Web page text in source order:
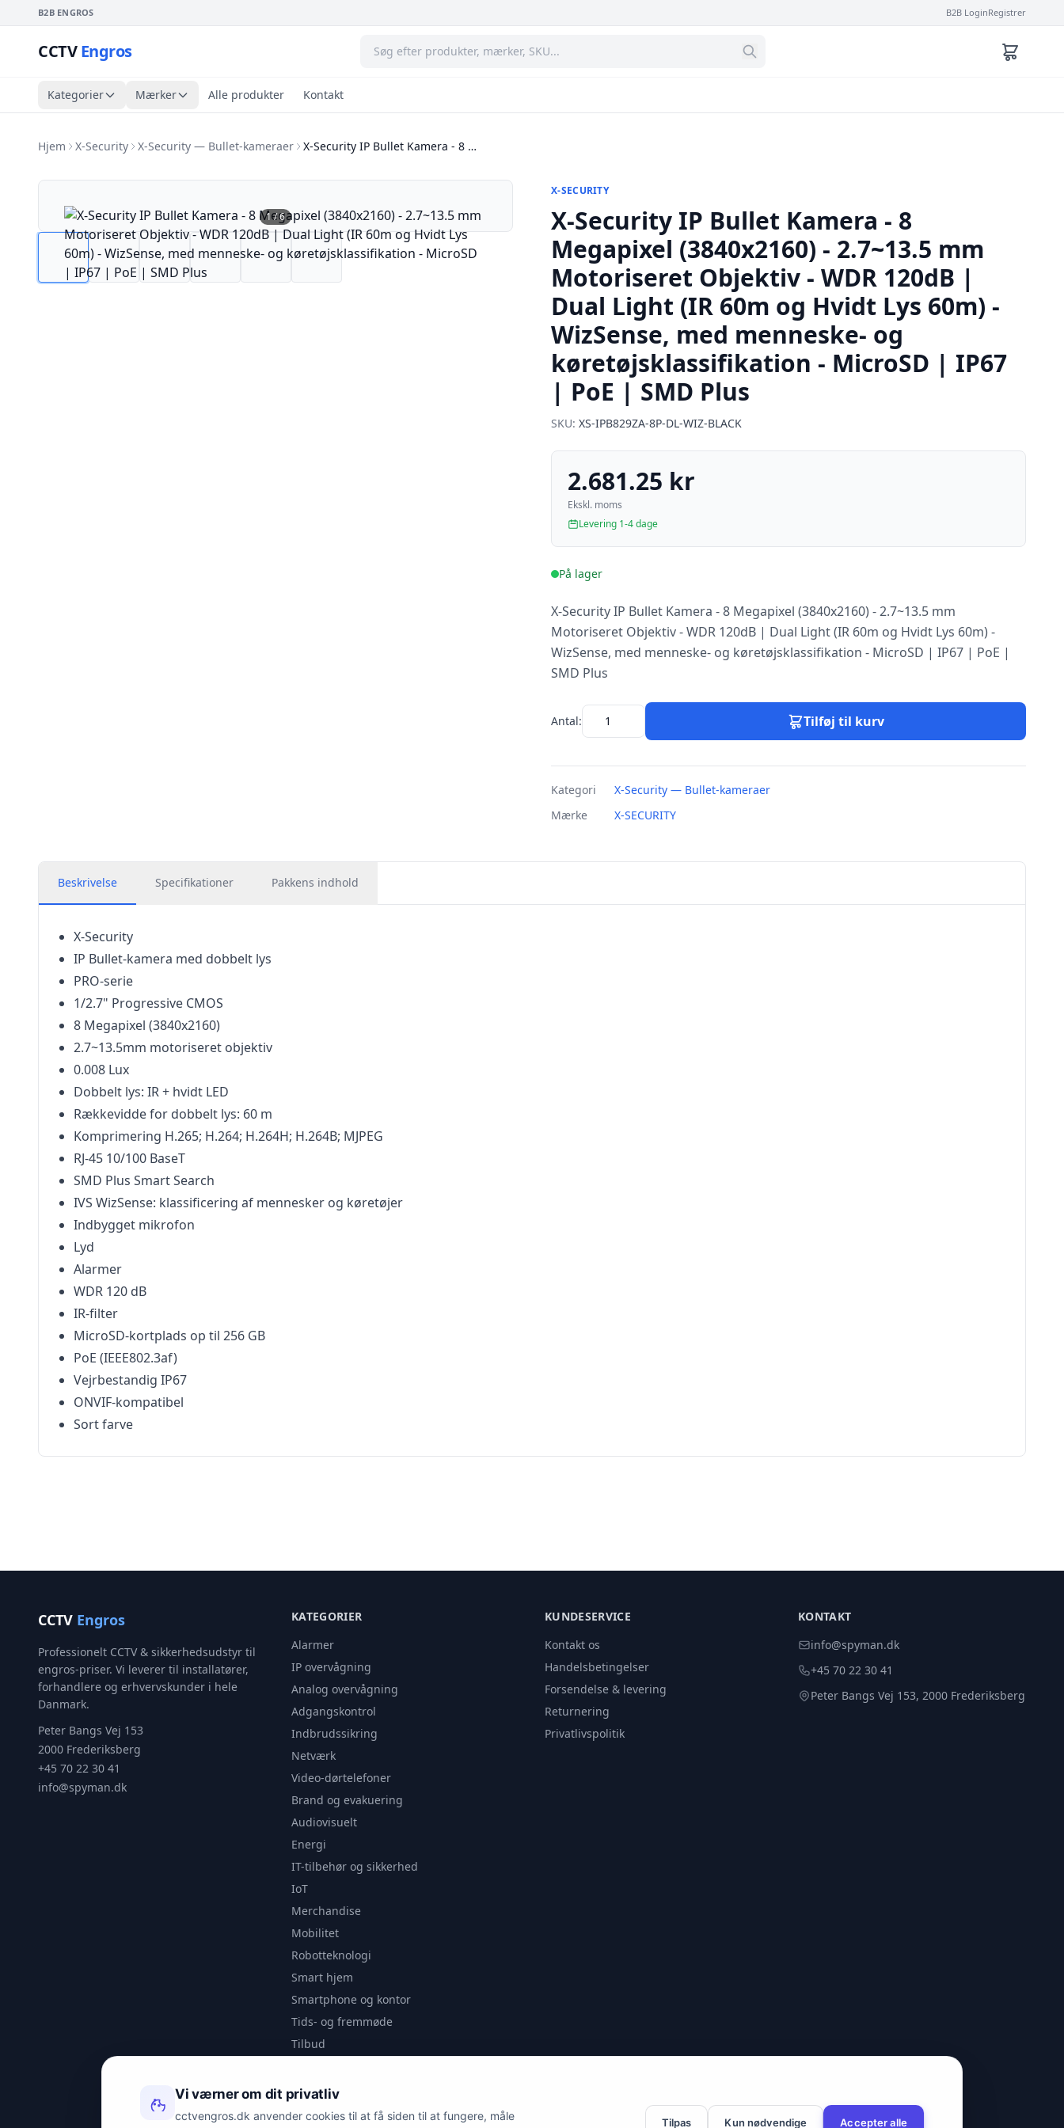
B2B ENGROS B2B LoginRegistrer
CCTVEngros
Kategorier Mærker Alle produkter Kontakt
Hjem X-Security X-Security — Bullet-kameraer X-Security IP Bullet Kamera - 8 …
1/6
X-SECURITY
X-Security IP Bullet Kamera - 8
Megapixel (3840x2160) - 2.7~13.5 mm
Motoriseret Objektiv - WDR 120dB |
Dual Light (IR 60m og Hvidt Lys 60m) -
WizSense, med menneske- og
køretøjsklassifikation - MicroSD | IP67
| PoE | SMD Plus
SKU: XS-IPB829ZA-8P-DL-WIZ-BLACK
2.681.25 kr
Ekskl. moms
Levering 1-4 dage
På lager
X-Security IP Bullet Kamera - 8 Megapixel (3840x2160) - 2.7~13.5 mm
Motoriseret Objektiv - WDR 120dB | Dual Light (IR 60m og Hvidt Lys 60m) -
WizSense, med menneske- og køretøjsklassifikation - MicroSD | IP67 | PoE |
SMD Plus
Antal: Tilføj til kurv
Kategori
X-Security — Bullet-kameraer
Mærke
X-SECURITY
Beskrivelse Specifikationer Pakkens indhold
X-Security
IP Bullet-kamera med dobbelt lys
PRO-serie
1/2.7" Progressive CMOS
8 Megapixel (3840x2160)
2.7~13.5mm motoriseret objektiv
0.008 Lux
Dobbelt lys: IR + hvidt LED
Rækkevidde for dobbelt lys: 60 m
Komprimering H.265; H.264; H.264H; H.264B; MJPEG
RJ-45 10/100 BaseT
SMD Plus Smart Search
IVS WizSense: klassificering af mennesker og køretøjer
Indbygget mikrofon
Lyd
Alarmer
WDR 120 dB
IR-filter
MicroSD-kortplads op til 256 GB
PoE (IEEE802.3af)
Vejrbestandig IP67
ONVIF-kompatibel
Sort farve
CCTV Engros
Professionelt CCTV & sikkerhedsudstyr til
engros-priser. Vi leverer til installatører,
forhandlere og erhvervskunder i hele
Danmark.
Peter Bangs Vej 153
2000 Frederiksberg
+45 70 22 30 41
info@spyman.dk
KATEGORIER
Alarmer
IP overvågning
Analog overvågning
Adgangskontrol
Indbrudssikring
Netværk
Video-dørtelefoner
Brand og evakuering
Audiovisuelt
Energi
IT-tilbehør og sikkerhed
IoT
Merchandise
Mobilitet
Robotteknologi
Smart hjem
Smartphone og kontor
Tids- og fremmøde
Tilbud
Videoanalyse
Outlet
KUNDESERVICE
Kontakt os
Handelsbetingelser
Forsendelse & levering
Returnering
Privatlivspolitik
KONTAKT
info@spyman.dk
+45 70 22 30 41
Peter Bangs Vej 153, 2000 Frederiksberg
Vi værner om dit privatliv
cctvengros.dk anvender cookies til at få siden til at fungere, måle
Tilpas Kun nødvendige Accepter alle